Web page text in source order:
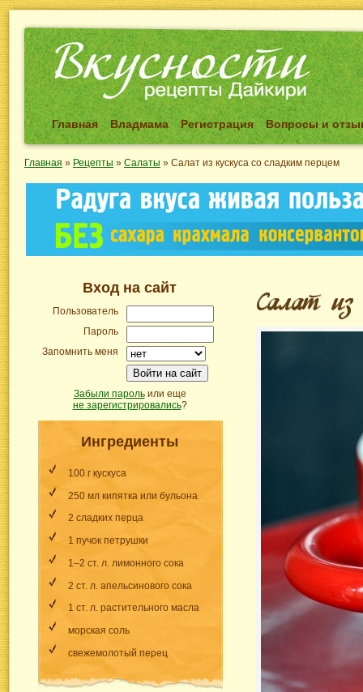
Главная Владмама Регистрация Вопросы и
Главная » Рецепты » Салаты » Салат из кускуса со сладким перцем
Вход на сайт
Пользователь
Пароль
Запомнить меня
Войти на сайт
Забыли парольили еще
не зарегистрировались?
Ингредиенты
100 г кускуса
250 мл кипятка или бульона
2 сладких перца
1 пучок петрушки
1–2 ст. л. лимонного сока
2 ст. л. апельсинового сока
1 ст. л. растительного масла
морская соль
свежемолотый перец